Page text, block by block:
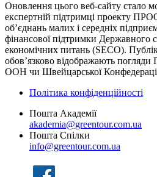
Оновлення цього веб-сайту стало
експертній підтримці проекту
об’єднань малих і середніх
фінансової підтримки Державного
економічних питань (SECO).
обов’язково відображають
ООН чи Швейцарської
Політика конфіденційності
Пошта Академії
akademia@greentour.com.ua
Пошта Спілки
info@greentour.com.ua